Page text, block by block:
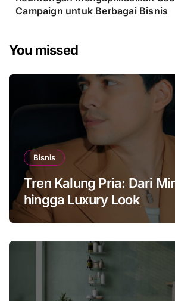
Campaign untuk Berbagai Bisnis
You missed
Bisnis
Tren Kalung Pria: Dari
hingga Luxury Look